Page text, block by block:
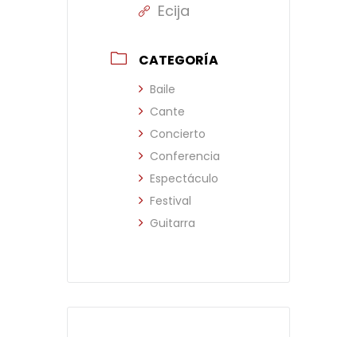
Ecija
CATEGORÍA
Baile
Cante
Concierto
Conferencia
Espectáculo
Festival
Guitarra